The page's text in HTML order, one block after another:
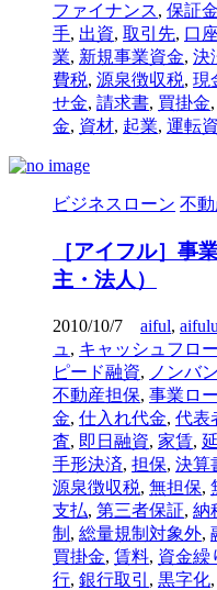
ファイナンス, 保証金
手, 出資, 取引先, 口
業, 新規事業資金, 決
費税, 源泉徴収税, 現
せ金, 請求書, 買掛金,
金, 資材, 起業, 運転
ビジネスローン 不
［アイフル］事
主・法人）
2010/10/7 aiful, aifulu
ュ , キャッシュフロー
ピード融資, ノンバ
不動産担保, 事業ロ
金, 仕入れ代金, 代表
査, 即日融資, 家賃,
手形決済, 担保, 決算
源泉徴収税, 無担保,
支払, 第三者保証, 納
制 , 総量規制対象外,
買掛金, 賃料, 資金繰
行, 銀行取引 , 黒字化,